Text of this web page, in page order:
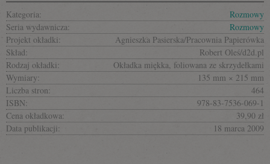
Kategoria:
Rozmowy
Seria wydawnicza:
Rozmowy
Projekt okładki:
Agnieszka Pasierska/Pracownia Papierówka
Skład:
Robert Oleś/d2d.pl
Rodzaj okładki:
Okładka miękka, foliowana ze skrzydełkami
Wymiary:
135 mm × 215 mm
Liczba stron:
464
ISBN:
978-83-7536-069-1
Cena okładkowa:
39,90 zł
Data publikacji:
18 marca 2009